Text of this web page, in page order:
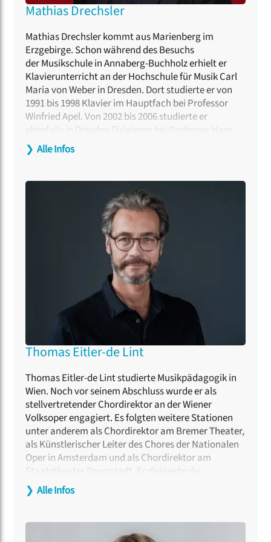
Mathias Drechsler
Mathias Drechsler kommt aus Marienberg im
Erzgebirge. Schon während des Besuchs
der Musikschule in Annaberg-Buchholz erhielt er
Klavierunterricht an der Hochschule für Musik Carl
Maria von Weber in Dresden. Dort studierte er von
1991 bis 1998 Klavier im Hauptfach bei Professor
Winfried Apel. Von 2002 bis 2006 studierte er
ebenfalls in Dresden Dirigieren bei Professor Hans-
Christoph Rademann. Parallel arbeitete er
freischaffend. Seit 2008 ist Mathias Drechsler
❯ Alle Infos
Thomas Eitler-de Lint
Thomas Eitler-de Lint studierte Musikpädagogik in
Wien. Noch vor seinem Abschluss wurde er als
stellvertretender Chordirektor an der Wiener
Volksoper engagiert. Es folgten weitere Stationen
unter anderem als Chordirektor am Bremer Theater,
als Künstlerischer Leiter des Chores der Nationalen
Oper in Amsterdam und als Chordirektor am
Staatstheater Darmstadt. Er dirigierte die
Rundfunkchöre des WDR, NDR und MDR und den
Niederländischen Rundfunkchor
Festspielen und Gast-Chordirektor an den
Opernhäusern Zürich, Hannover und an der Oper in
❯ Alle Infos